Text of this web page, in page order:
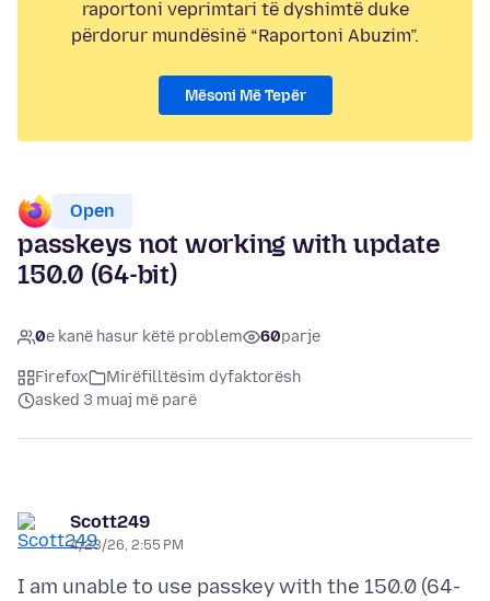
raportoni veprimtari të dyshimtë duke
përdorur mundësinë “Raportoni Abuzim”.
Mësoni Më Tepër
Open
passkeys not working with update
150.0 (64-bit)
0e kanë hasur këtë problem 60parje
Firefox
Mirëfilltësim dyfaktorësh
asked 3 muaj më parë
Scott249
4/23/26, 2:55 PM
I am unable to use passkey with the 150.0 (64-